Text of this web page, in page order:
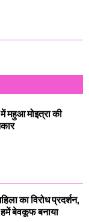
महुआ मोइत्रा की
का विरोध प्रदर्शन,
बेवकूफ बनाया